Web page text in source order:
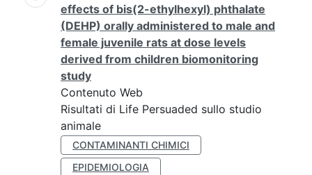
effects of bis(2-ethylhexyl) phthalate
(DEHP) orally administered to male and
female juvenile rats at dose levels
derived from children biomonitoring
study
Contenuto Web
Risultati di Life Persuaded sullo studio
animale
CONTAMINANTI CHIMICI
EPIDEMIOLOGIA